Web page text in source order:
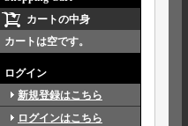
カートの中身
カートは空です。
ログイン
新規登録はこちら
ログインはこちら